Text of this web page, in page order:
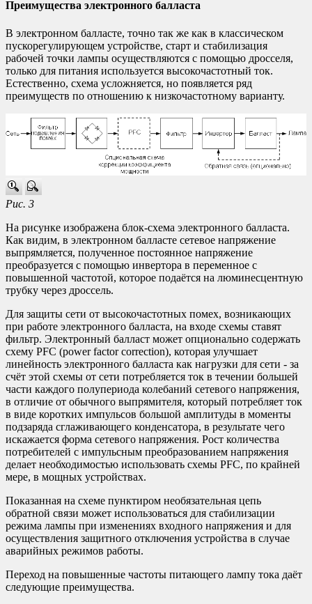
Преимущества электронного балласта
В электронном балласте, точно так же как в классическом
пускорегулирующем устройстве, старт и стабилизация
рабочей точки лампы осуществляются с помощью дросселя,
только для питания используется высокочастотный ток.
Естественно, схема усложняется, но появляется ряд
преимуществ по отношению к низкочастотному варианту.
Рис. 3
На рисунке изображена блок-схема электронного балласта.
Как видим, в электронном балласте сетевое напряжение
выпрямляется, полученное постоянное напряжение
преобразуется с помощью инвертора в переменное с
повышенной частотой, которое подаётся на люминесцентную
трубку через дроссель.
Для защиты сети от высокочастотных помех, возникающих
при работе электронного балласта, на входе схемы ставят
фильтр. Электронный балласт может опционально содержать
схему PFC (power factor correction), которая улучшает
линейность электронного балласта как нагрузки для сети - за
счёт этой схемы от сети потребляется ток в течении большей
части каждого полупериода колебаний сетевого напряжения,
в отличие от обычного выпрямителя, который потребляет ток
в виде коротких импульсов большой амплитуды в моменты
подзаряда сглаживающего конденсатора, в результате чего
искажается форма сетевого напряжения. Рост количества
потребителей с импульсным преобразованием напряжения
делает необходимостью использовать схемы PFC, по крайней
мере, в мощных устройствах.
Показанная на схеме пунктиром необязательная цепь
обратной связи может использоваться для стабилизации
режима лампы при изменениях входного напряжения и для
осуществления защитного отключения устройства в случае
аварийных режимов работы.
Переход на повышенные частоты питающего лампу тока даёт
следующие преимущества.